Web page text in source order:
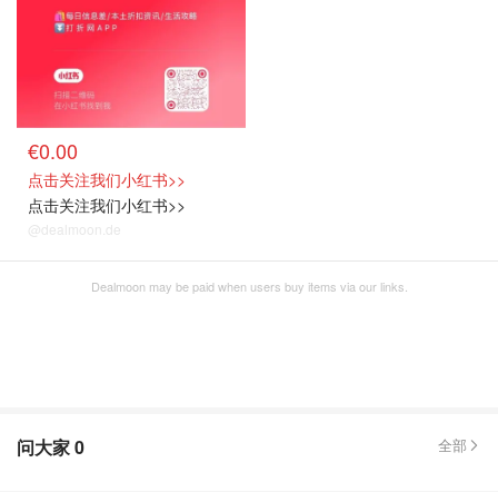
€0.00
点击关注我们小红书>>
点击关注我们小红书>>
@dealmoon.de
Dealmoon may be paid when users buy items via our links.
问大家0 全部